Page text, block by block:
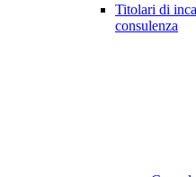
Titolari di
consulenza